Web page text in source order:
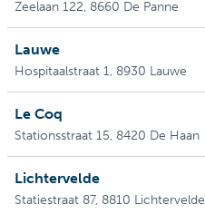
Zeelaan 122, 8660 De Panne
Lauwe
Hospitaalstraat 1, 8930 Lauwe
Le Coq
Stationsstraat 15, 8420 De Haan
Lichtervelde
Statiestraat 87, 8810 Lichtervelde